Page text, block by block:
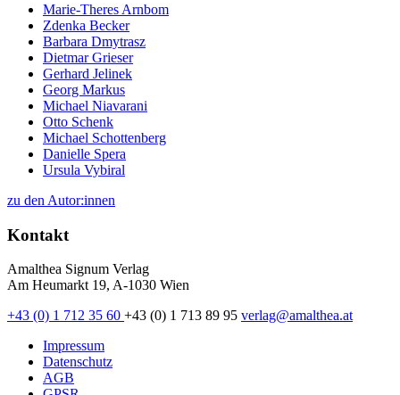
Marie-Theres Arnbom
Zdenka Becker
Barbara Dmytrasz
Dietmar Grieser
Gerhard Jelinek
Georg Markus
Michael Niavarani
Otto Schenk
Michael Schottenberg
Danielle Spera
Ursula Vybiral
zu den Autor:innen
Kontakt
Amalthea Signum Verlag
Am Heumarkt 19, A-1030 Wien
+43 (0) 1 712 35 60 +43 (0) 1 713 89 95 verlag@amalthea.at
Impressum
Datenschutz
AGB